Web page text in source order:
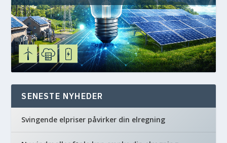
SENESTE NYHEDER
Svingende elpriser påvirker din elregning